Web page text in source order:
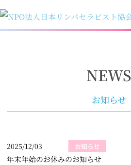
内
NEWS
お知らせ
2025/12/03 お知らせ
年末年始のお休みのお知らせ
ー
ジ
ー
ジ